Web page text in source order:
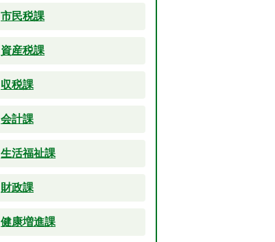
市民税課
資産税課
収税課
会計課
生活福祉課
財政課
健康増進課